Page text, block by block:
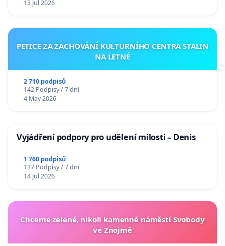
13 Jul 2026
PETICE ZA ZACHOVÁNÍ KULTURNÍHO CENTRA STALIN
NA LETNÉ
2 710 podpisů
142 Podpisy / 7 dní
4 May 2026
Vyjádření podpory pro udělení milosti – Denis
1 760 podpisů
137 Podpisy / 7 dní
14 Jul 2026
Chceme zelené, nikoli kamenné náměstí Svobody
ve Znojmě